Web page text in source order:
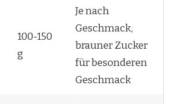
100-150
g
Je nach
Geschmack,
brauner Zucker
für besonderen
Geschmack